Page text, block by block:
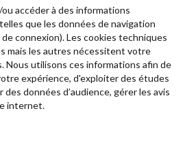
accéder à des informations
que les données de navigation
connexion). Les cookies techniques
mais les autres nécessitent votre
Nous utilisons ces informations afin de
expérience, d'exploiter des études
données d’audience, gérer les avis
internet.